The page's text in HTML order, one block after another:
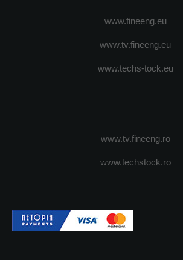
www.fineeng.eu
www.tv.fineeng.eu
www.techs-tock.eu
www.tv.fineeng.ro
www.techstock.ro